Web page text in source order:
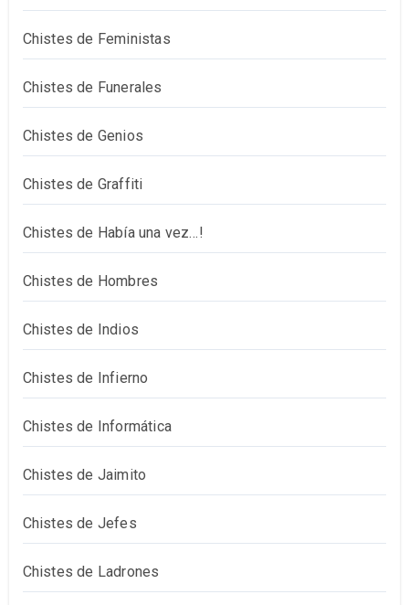
Chistes de Feministas
Chistes de Funerales
Chistes de Genios
Chistes de Graffiti
Chistes de Había una vez…!
Chistes de Hombres
Chistes de Indios
Chistes de Infierno
Chistes de Informática
Chistes de Jaimito
Chistes de Jefes
Chistes de Ladrones